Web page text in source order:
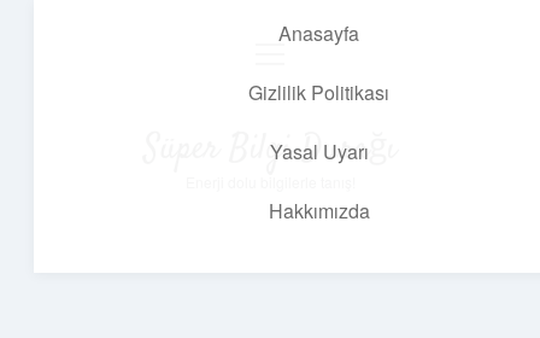
Anasayfa
Gizlilik Politikası
Yasal Uyarı
Hakkımızda
Süper Bilgi Durağı